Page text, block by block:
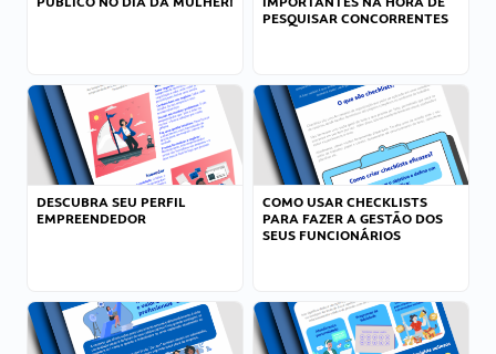
PESQUISAR CONCORRENTES
DESCUBRA SEU PERFIL
EMPREENDEDOR
COMO USAR CHECKLISTS
PARA FAZER A GESTÃO DOS
SEUS FUNCIONÁRIOS